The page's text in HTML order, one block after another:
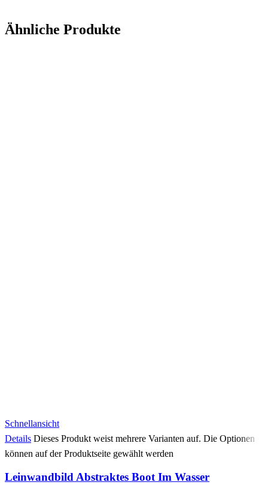
Ähnliche Produkte
Schnellansicht
Details Dieses Produkt weist mehrere Varianten auf. Die Optionen
können auf der Produktseite gewählt werden
Leinwandbild Abstraktes Boot Im Wasser